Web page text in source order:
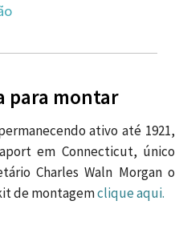
para montar
ativo até 1921,
em Connecticut, único
Charles Waln Morgan o
de montagemclique aqui.